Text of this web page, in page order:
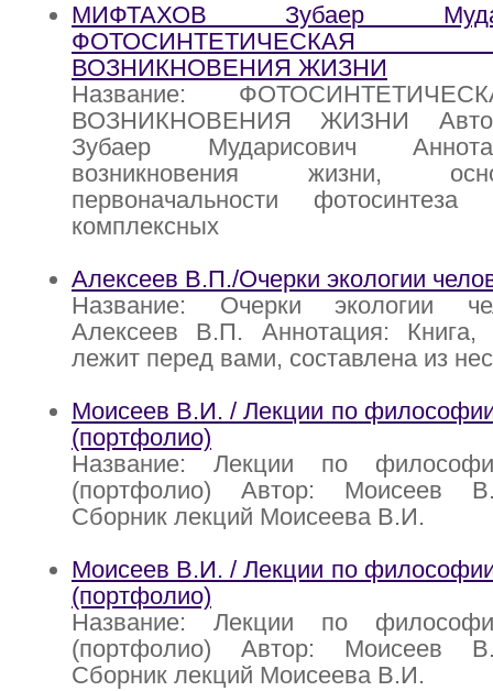
МИФТАХОВ Зубаер
ВОЗНИКНОВЕНИЯ ЖИЗНИ
Название:
ВОЗНИКНОВЕНИЯ ЖИЗНИ
Зубаер Мударисович
возникновения жизни,
первоначальности
комплексных
Алексеев В.П./Очерки экологии
Название: Очерки экологии
Алексеев В.П. Аннотация: Книга,
лежит перед вами, составлена из
Моисеев В.И. / Лекции по
(портфолио)
Название: Лекции по
(портфолио) Автор: Моисеев
Сборник лекций Моисеева В.И.
Моисеев В.И. / Лекции по
(портфолио)
Название: Лекции по
(портфолио) Автор: Моисеев
Сборник лекций Моисеева В.И.